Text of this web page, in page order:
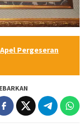
Pergeseran